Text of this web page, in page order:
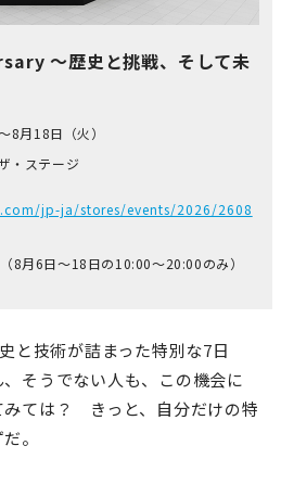
～歴史と挑戦、そして未
8月18日（火）
・ステージ
jp-ja/stores/events/2026/2608
8月6日～18日の1​0:00～2​0:00のみ）
と技術が詰まった特別な7日
そうでない人も、この機会に
みては？ きっと、自分だけの特
。